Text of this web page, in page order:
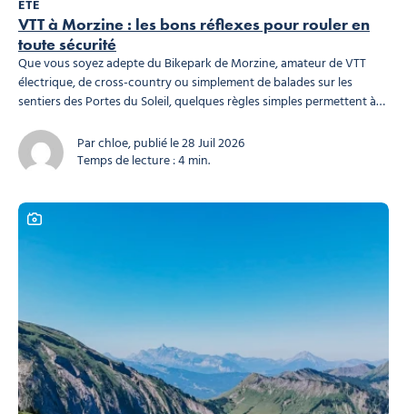
VTT à Morzine : les bons réflexes pour rouler en
toute sécurité
ÉTÉ
Que vous soyez adepte du Bikepark de Morzine, amateur de VTT
électrique, de cross-country ou simplement de balades sur les
sentiers des Portes du Soleil, quelques règles simples permettent à
chemins et le village sont des espaces partagés. En adoptant les
bons réflexes, vous contribuez à la sécurité...
Par chloe, publié le 28 Juil 2026
Temps de lecture : 4 min.
Ce contenu contient une galerie photo